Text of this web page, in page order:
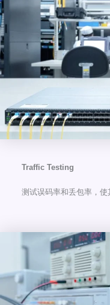
Traffic Testing
测试误码率和丢包率，使